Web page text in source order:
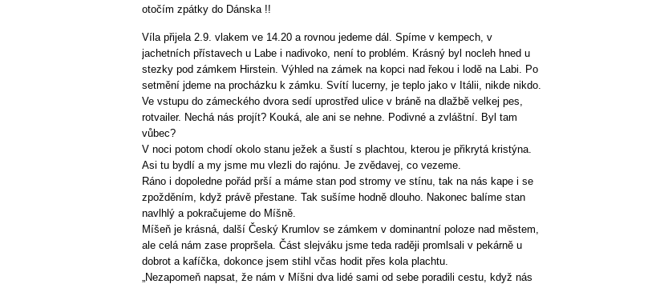
otočím zpátky do Dánska !!
Víla přijela 2.9. vlakem ve 14.20 a rovnou jedeme dál. Spíme v kempech, v
jachetních přístavech u Labe i nadivoko, není to problém. Krásný byl nocleh hned u
stezky pod zámkem Hirstein. Výhled na zámek na kopci nad řekou i lodě na Labi. Po
setmění jdeme na procházku k zámku. Svítí lucerny, je teplo jako v Itálii, nikde nikdo.
Ve vstupu do zámeckého dvora sedí uprostřed ulice v bráně na dlažbě velkej pes,
rotvailer. Nechá nás projít? Kouká, ale ani se nehne. Podivné a zvláštní. Byl tam
vůbec?
V noci potom chodí okolo stanu ježek a šustí s plachtou, kterou je přikrytá kristýna.
Asi tu bydlí a my jsme mu vlezli do rajónu. Je zvědavej, co vezeme.
Ráno i dopoledne pořád prší a máme stan pod stromy ve stínu, tak na nás kape i se
zpožděním, když právě přestane. Tak sušíme hodně dlouho. Nakonec balíme stan
navlhlý a pokračujeme do Míšně.
Míšeň je krásná, další Český Krumlov se zámkem v dominantní poloze nad městem,
ale celá nám zase propršela. Část slejváku jsme teda raději promlsali v pekárně u
dobrot a kafíčka, dokonce jsem stihl včas hodit přes kola plachtu.
„Nezapomeň napsat, že nám v Míšni dva lidé sami od sebe poradili cestu, když nás